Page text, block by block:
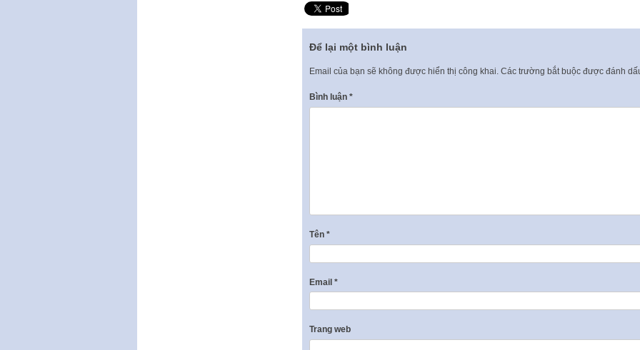
Để lại một bình luận
Email của bạn sẽ không được hiển thị công khai. Các trường bắt buộc được đánh
Bình luận *
Tên *
Email *
Trang web